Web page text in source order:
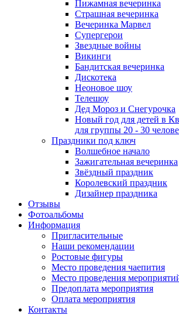
Пижамная вечеринка
Страшная вечеринка
Вечеринка Марвел
Супергерои
Звездные войны
Викинги
Бандитская вечеринка
Дискотека
Неоновое шоу
Телешоу
Дед Мороз и Снегурочка
Новый год для детей в
для группы 20 - 30
Праздники под ключ
Волшебное начало
Зажигательная вечеринка
Звёздный праздник
Королевский праздник
Дизайнер праздника
Отзывы
Фотоальбомы
Информация
Пригласительные
Наши рекомендации
Ростовые фигуры
Место проведения чаепития
Место проведения
Предоплата мероприятия
Оплата мероприятия
Контакты